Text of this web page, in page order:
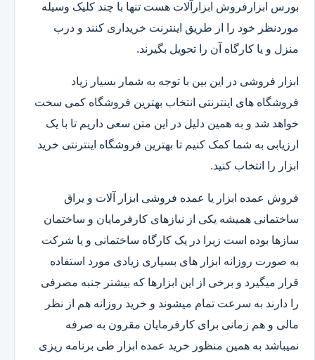
بورس ابزارفروش ابزارآلات هست تنها با چند کلیک وسیله
موردنظر خود را از طریق اینترنت خریداری کنند و درب
منزل و یا کارگاه آن را تحویل بگیرند.
ابزار فروشی در این بین با توجه به شمار بسیار زیاد
فروشگاه های اینترنتی انتخاب بهترین فروشگاه کمی سخت
خواهد شد و به همین دلیل در این متن سعی داریم تا با یک
ارزیابی به شما کمک کنیم تا بهترین فروشگاه اینترنتی خرید
ابزار را انتخاب کنید.
فروش عمده ابزار یا عمده فروشی ابزار آلات و یراق
ساختمانی همیشه یکی از نیازهای کارفرمایان و ساختمان
سازها بوده است زیرا در یک کارگاه ساختمانی و یا شرکت
به صورت روزانه ابزار های بسیاری زیادی مورد استفاده
قرار میگیرد و برخی از این ابزارها که بیشتر جنبه مصرفی
را دارند به سرعت تمام میشوند و خرید روزانه هم از نظر
مالی و هم زمانی برای کارفرمایان مقرون به صرفه
نمیباشد به همین منظور خرید عمده ابزار طی برنامه ریزی